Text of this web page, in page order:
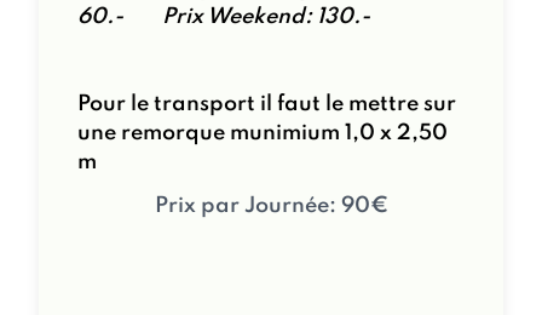
60.- Prix Weekend: 130.-
Pour le transport il faut le mettre sur
une remorque munimium 1,0 x 2,50
m
Prix par Journée: 90€